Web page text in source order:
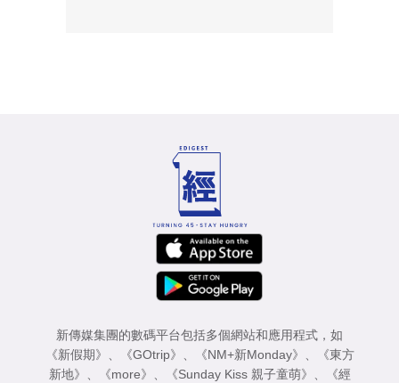
新傳媒集團的數碼平台包括多個網站和應用程式，如
《新假期》
《GOtrip》 《NM+新Monday》
《東方
新地》
《more》 《Sunday Kiss 親子童萌》
《經